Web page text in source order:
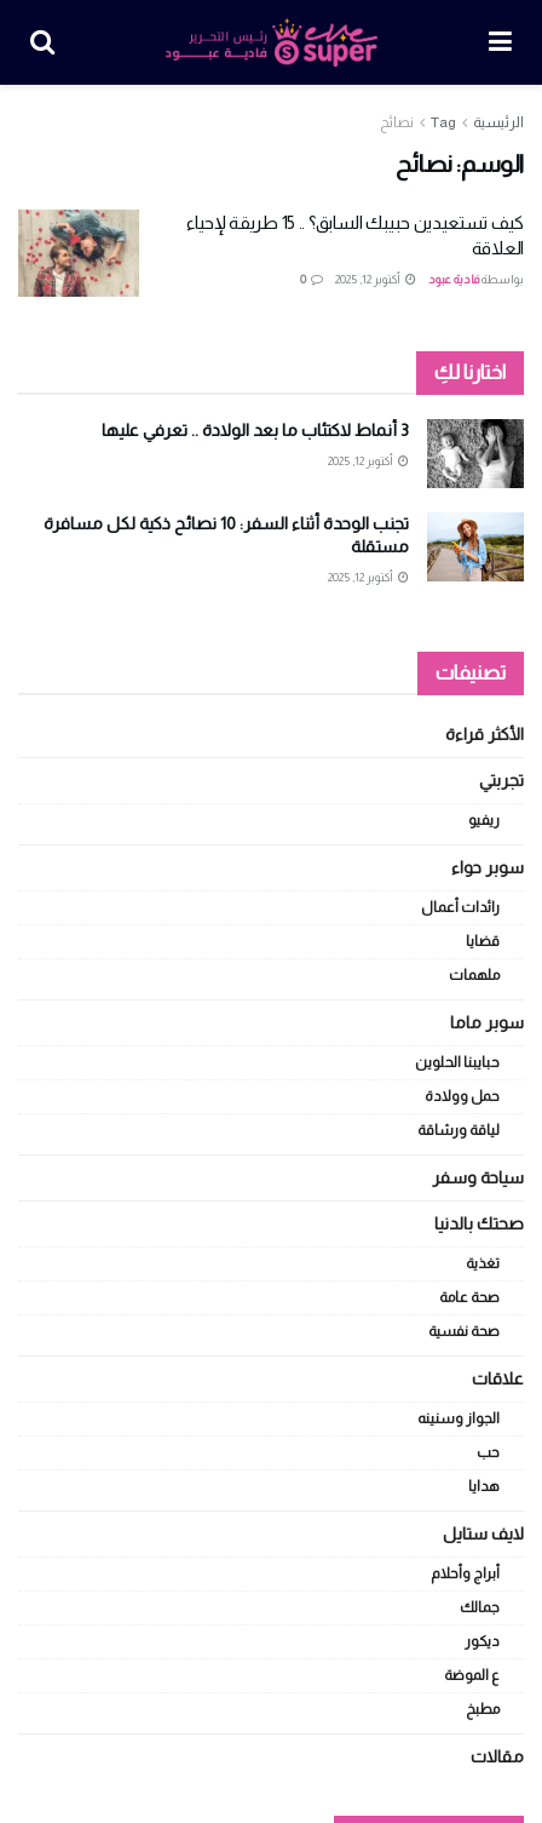
الرئيسية Tag نصائح
الوسم:نصائح
كيف تستعيدين حبيبك السابق؟ .. 15 طريقة لإحياء
العلاقة
بواسطةفادية عبود أكتوبر 12, 2025 0
اختارنا لكِ
3 أنماط لاكتئاب ما بعد الولادة .. تعرفي عليها
أكتوبر 12, 2025
تجنب الوحدة أثناء السفر: 10 نصائح ذكية لكل مسافرة
مستقلة
أكتوبر 12, 2025
تصنيفات
الأكثر قراءة
تجربتي
ريفيو
سوبر حواء
رائدات أعمال
قضايا
ملهمات
سوبر ماما
حبايبنا الحلوين
حمل وولادة
لياقة ورشاقة
سياحة وسفر
صحتك بالدنيا
تغذية
صحة عامة
صحة نفسية
علاقات
الجواز وسنينه
حب
هدايا
لايف ستايل
أبراج وأحلام
جمالك
ديكور
ع الموضة
مطبخ
مقالات